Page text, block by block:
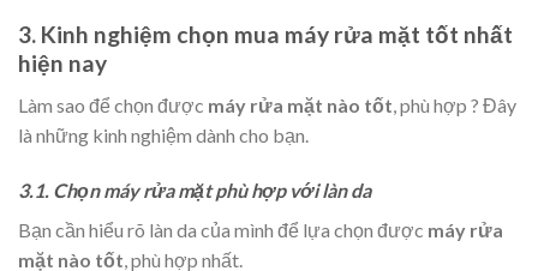
3. Kinh nghiệm chọn mua máy rửa mặt tốt nhất
hiện nay
Làm sao để chọn được máy rửa mặt nào tốt, phù hợp ? Đây
là những kinh nghiệm dành cho bạn.
3.1. Chọn máy rửa mặt phù hợp với làn da
Bạn cần hiểu rõ làn da của mình để lựa chọn được máy rửa
mặt nào tốt, phù hợp nhất.